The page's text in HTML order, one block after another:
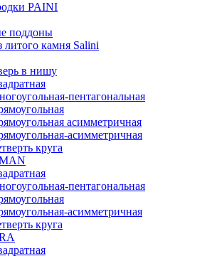
PAINI
поддоны
литого камня Salini
в нишу
пентагональная
асимметричная
асимметричная
круга
пентагональная
асимметричная
круга